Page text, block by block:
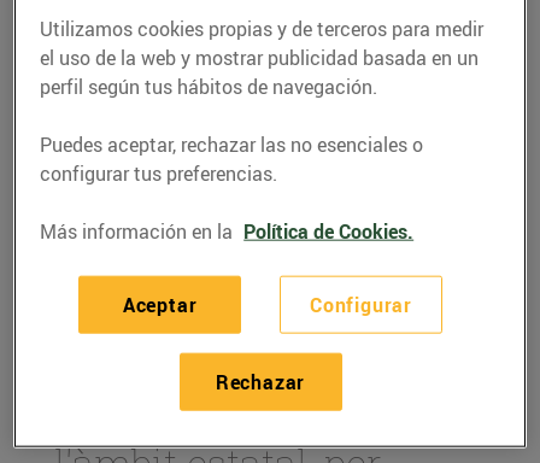
ACTUALIDAD
Som el supermercat
online més barat en
Utilizamos cookies propias y de terceros para medir
el uso de la web y mostrar publicidad basada en un
perfil según tus hábitos de navegación.
Puedes aceptar, rechazar las no esenciales o
configurar tus preferencias.
Más información en la Política de Cookies.
Configurar
Rechazar
Aceptar